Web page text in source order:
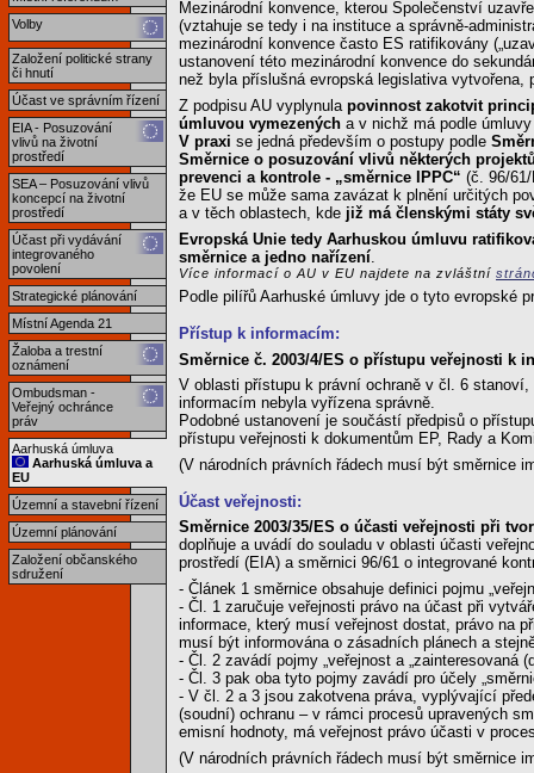
Volby
Založení politické strany
či hnutí
Účast ve správním řízení
EIA - Posuzování
vlivů na životní
prostředí
SEA – Posuzování vlivů
koncepcí na životní
prostředí
Účast při vydávání
integrovaného
povolení
Strategické plánování
Místní Agenda 21
Žaloba a trestní
oznámení
Ombudsman -
Veřejný ochránce
práv
Aarhuská úmluva
Aarhuská úmluva a
EU
Územní a stavební řízení
Územní plánování
Založení občanského
sdružení
Mezinárodní konvence, kterou Společenství
(vztahuje se tedy i na instituce a správně-
mezinárodní konvence často ES ratifikovány
ustanovení této mezinárodní konvence do
než byla příslušná evropská legislativa
Z podpisu AU vyplynula povinnost zakotvit
úmluvou vymezených a v nichž má podle
V praxi se jedná především o postupy podle
Směrnice o posuzování vlivů některých
prevenci a kontrole - „směrnice IPPC“ (č. 96/
že EU se může sama zavázat k plnění určitých
a v těch oblastech, kde již má členskými státy
Evropská Unie tedy Aarhuskou úmluvu
směrnice a jedno nařízení
Více informací o AU v EU najdete na zvláštní
Podle pilířů Aarhuské úmluvy jde o tyto evropské
Přístup k informacím:
Směrnice č. 2003/4/ES o přístupu veřejnosti k
V oblasti přístupu k právní ochraně v čl. 6
informacím nebyla vyřízena správně.
Podobné ustanovení je součástí předpisů o
přístupu veřejnosti k dokumentům EP, Rady a
(V národních právních řádech musí být směrnice
Účast veřejnosti:
Směrnice 2003/35/ES o účasti veřejnosti při
doplňuje a uvádí do souladu v oblasti účasti
prostředí (EIA) a směrnici 96/61 o integrované
- Článek 1 směrnice obsahuje definici pojmu
- Čl. 1 zaručuje veřejnosti právo na účast při
informace, který musí veřejnost dostat, právo na
musí být informována o zásadních plánech a
- Čl. 2 zavádí pojmy „veřejnost a „zainteresovaná
- Čl. 3 pak oba tyto pojmy zavádí pro účely
- V čl. 2 a 3 jsou zakotvena práva, vyplývající
(soudní) ochranu – v rámci procesů upravených
emisní hodnoty, má veřejnost právo účasti v
(V národních právních řádech musí být směrnice